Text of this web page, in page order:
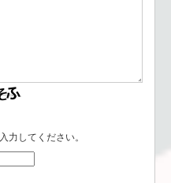
力してください。